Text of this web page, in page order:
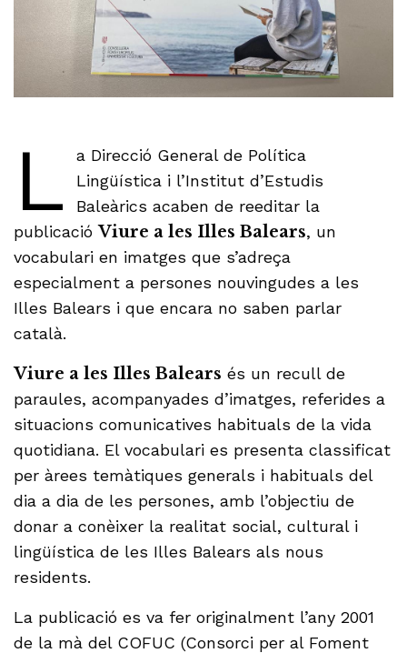
L
a Direcció General de Política
Lingüística i l’Institut d’Estudis
Baleàrics acaben de reeditar la
publicacióViure a les Illes Balears, un
vocabulari en imatges que s’adreça
especialment a persones nouvingudes a les
Illes Balears i que encara no saben parlar
català.
Viure a les Illes Balears és un recull de
paraules, acompanyades d’imatges, referides a
situacions comunicatives habituals de la vida
quotidiana. El vocabulari es presenta classificat
per àrees temàtiques generals i habituals del
dia a dia de les persones, amb l’objectiu de
donar a conèixer la realitat social, cultural i
lingüística de les Illes Balears als nous
residents.
La publicació es va fer originalment l’any 2001
de la mà del COFUC (Consorci per al Foment